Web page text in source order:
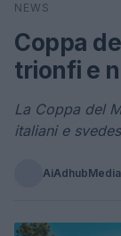
Cerca
NEWS
Coppa
trionfi e
La Coppa del
italiani e
AiAdhubMedia